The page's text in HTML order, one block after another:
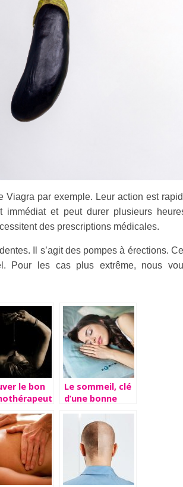
Viagra par exemple. Leur action est
immédiat et peut durer plusieurs
des prescriptions médicales.
Il s’agit des pompes à érections.
Pour les cas plus extrême, nous
le bon
stress
Le sommeil, clé
d’une bonne